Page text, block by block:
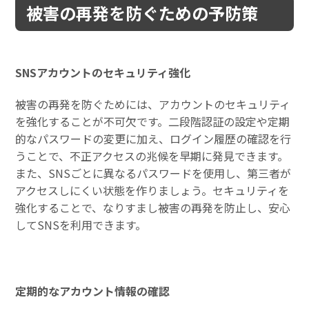
被害の再発を防ぐための予防策
SNSアカウントのセキュリティ強化
被害の再発を防ぐためには、アカウントのセキュリティ
を強化することが不可欠です。二段階認証の設定や定期
的なパスワードの変更に加え、ログイン履歴の確認を行
うことで、不正アクセスの兆候を早期に発見できます。
また、SNSごとに異なるパスワードを使用し、第三者が
アクセスしにくい状態を作りましょう。セキュリティを
強化することで、なりすまし被害の再発を防止し、安心
してSNSを利用できます。
定期的なアカウント情報の確認